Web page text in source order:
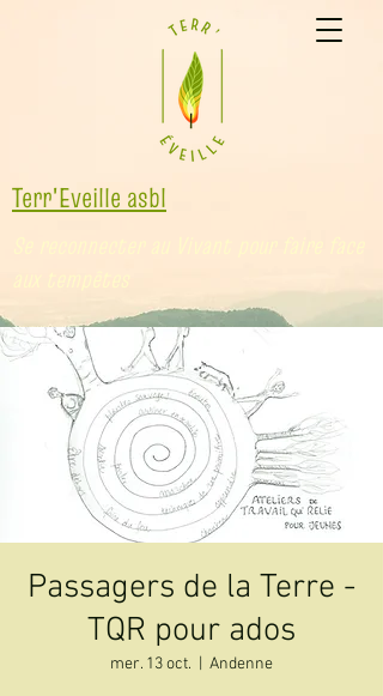
Terr'Eveille asbl
Passagers de la Terre -
TQR pour ados
mer. 13 oct. Andenne